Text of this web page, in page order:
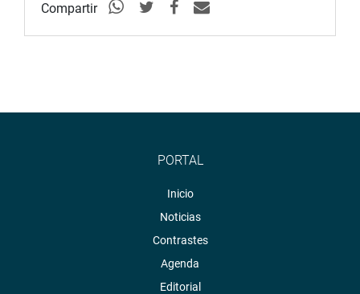
Compartir
PORTAL
Inicio
Noticias
Contrastes
Agenda
Editorial